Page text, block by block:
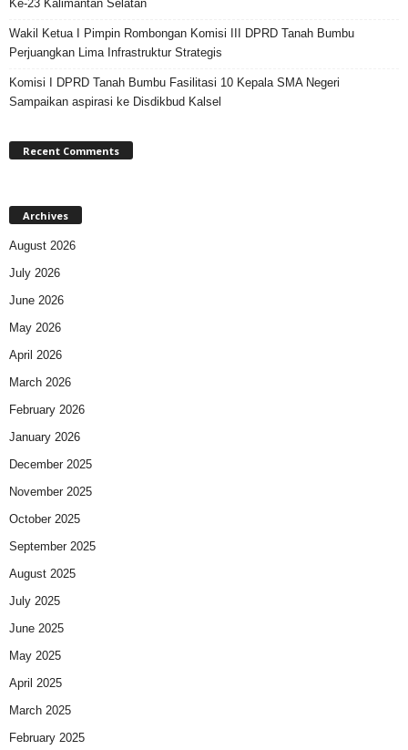
Ke-23 Kalimantan Selatan
Wakil Ketua I Pimpin Rombongan Komisi III DPRD Tanah Bumbu
Perjuangkan Lima Infrastruktur Strategis
Komisi I DPRD Tanah Bumbu Fasilitasi 10 Kepala SMA Negeri
Sampaikan aspirasi ke Disdikbud Kalsel
Recent Comments
Archives
August 2026
July 2026
June 2026
May 2026
April 2026
March 2026
February 2026
January 2026
December 2025
November 2025
October 2025
September 2025
August 2025
July 2025
June 2025
May 2025
April 2025
March 2025
February 2025